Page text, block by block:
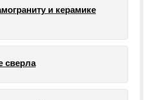
и керамике
сверла